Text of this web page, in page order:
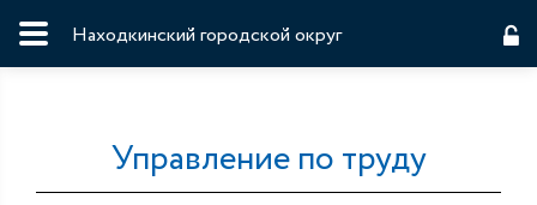
Находкинский городской округ
Управление по труду